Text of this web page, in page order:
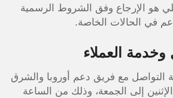
هو الإرجاع وفق الشروط الرسمية
في الحالات الخاصة.
العملاء
التواصل مع فريق دعم أوروبا والشرق
إلى الجمعة، وذلك من الساعة